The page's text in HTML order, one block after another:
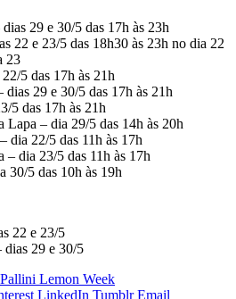
29 e 30/5 das 17h às 23h
22 e 23/5 das 18h30 às 23h no dia 22
23
5 das 17h às 21h
29 e 30/5 das 17h às 21h
5 das 17h às 21h
Lapa – dia 29/5 das 14h às 20h
dia 22/5 das 11h às 17h
dia 23/5 das 11h às 17h
30/5 das 10h às 19h
22 e 23/5
dias 29 e 30/5
Pallini Lemon Week
LinkedIn Tumblr Email